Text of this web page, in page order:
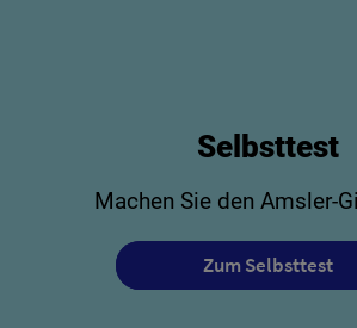
Selbsttest
Machen Sie den Amsler-
Zum Selbsttest